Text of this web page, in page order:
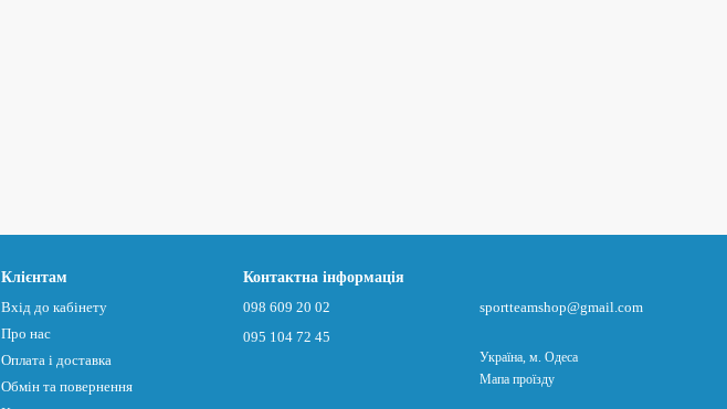
Клієнтам
Вхід до кабінету
Про нас
Оплата і доставка
Обмін та повернення
Контактна інформація
098 609 20 02
095 104 72 45
sportteamshop@gmail.com
Україна, м. Одеса
Мапа проїзду